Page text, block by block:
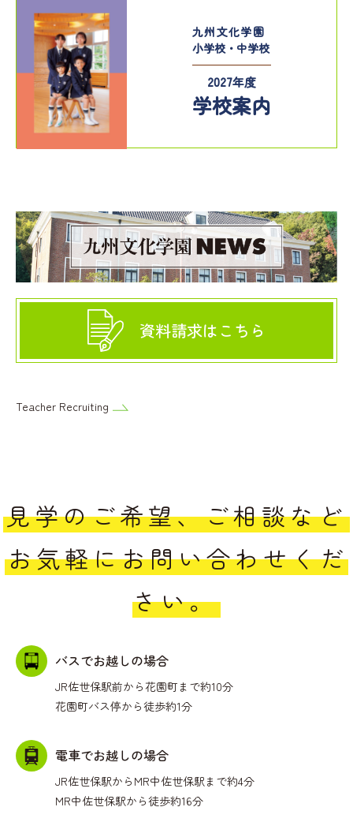
九州文化学園
小学校・中学校
2027年度
学校案内
資料請求はこちら
Teacher Recruiting
見学のご希望、ご相談など
お気軽にお問い合わせくだ
さい。
バスでお越しの場合
JR佐世保駅前から花園町まで約10分
花園町バス停から徒歩約1分
電車でお越しの場合
JR佐世保駅からMR中佐世保駅まで約4分
MR中佐世保駅から徒歩約16分